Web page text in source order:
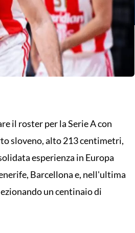
il roster per la Serie A con
sloveno, alto 213 centimetri,
esperienza in Europa
Barcellona e, nell'ultima
un centinaio di